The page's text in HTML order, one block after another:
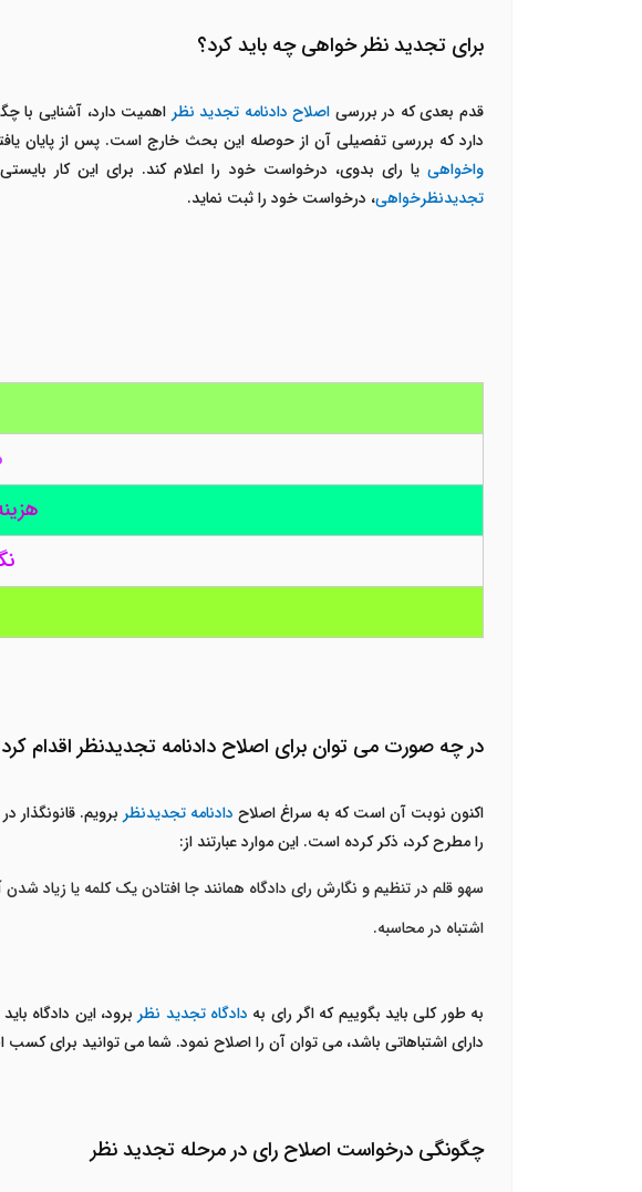
برای تجدید نظر خواهی چه باید کرد؟
قدم بعدی که در بررسی اصلاح دادنامه تجدید نظر اهمیت دارد، آشنایی با
دارد که بررسی تفصیلی آن از حوصله این بحث خارج است. پس از پایان
واخواهی یا رای بدوی، درخواست خود را اعلام کند. برای این کار
تجدیدنظرخواهی، درخواست خود را ثبت نماید.
در چه صورت می توان برای اصلاح دادنامه تجدیدنظر اقدام
اکنون نوبت آن است که به سراغ اصلاح دادنامه تجدیدنظر برویم. قانونگذار در
را مطرح کرد، ذکر کرده است. این موارد عبارتند از:
سهو قلم در تنظیم و نگارش رای دادگاه همانند جا افتادن یک کلمه یا زیاد شدن
اشتباه در محاسبه.
به طور کلی باید بگوییم که اگر رای به دادگاه تجدید نظر برود، این دادگاه
دارای اشتباهاتی باشد، می توان آن را اصلاح نمود. شما می توانید برای کسب
چگونگی درخواست اصلاح رای در مرحله تجدید نظر